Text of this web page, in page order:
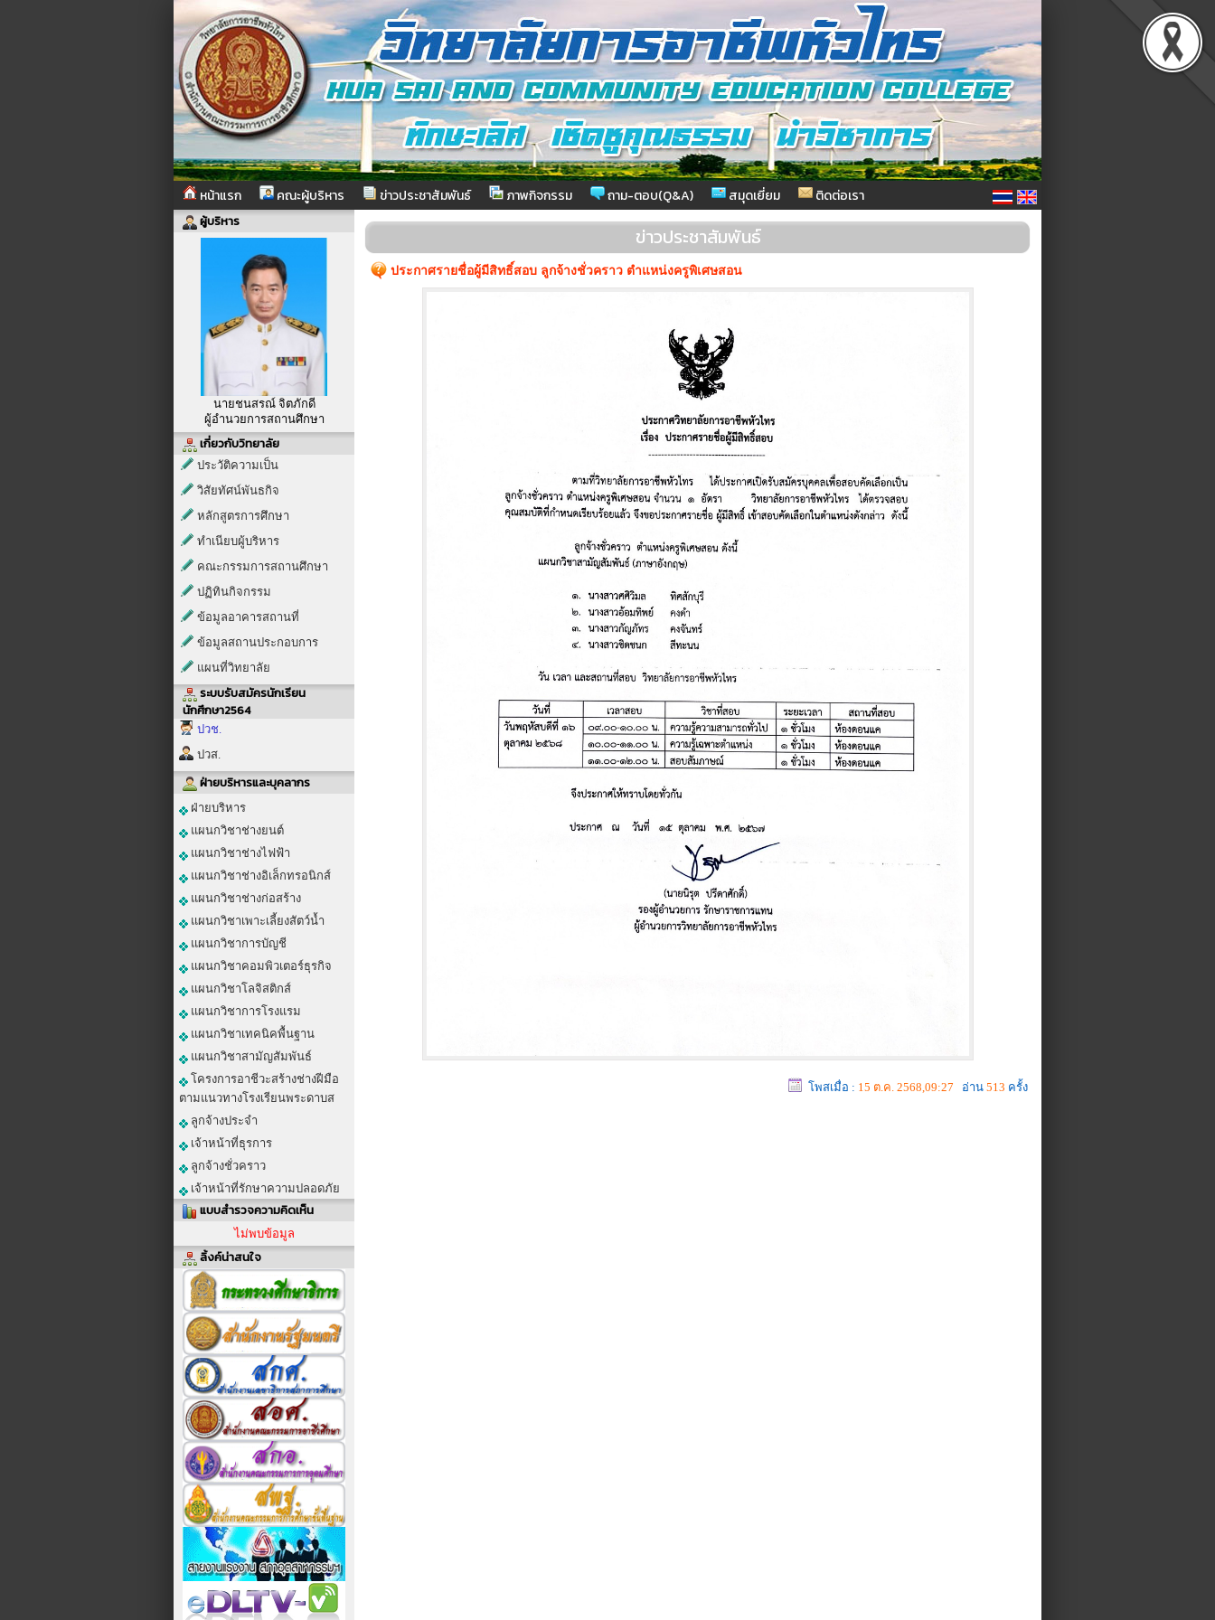
หน้าแรก คณะผู้บริหาร ข่าวประชาสัมพันธ์ ภาพกิจกรรม ถาม-ตอบ(Q&A) สมุดเยี่ยม ติดต่อเรา
ผู้บริหาร
นายชนสรณ์ จิตภักดี
ผู้อำนวยการสถานศึกษา
เกี่ยวกับวิทยาลัย
ประวัติความเป็น
วิสัยทัศน์พันธกิจ
หลักสูตรการศึกษา
ทำเนียบผู้บริหาร
คณะกรรมการสถานศึกษา
ปฏิทินกิจกรรม
ข้อมูลอาคารสถานที่
ข้อมูลสถานประกอบการ
แผนที่วิทยาลัย
ระบบรับสมัครนักเรียน
นักศึกษา2564
ปวช.
ปวส.
ฝ่ายบริหารและบุคลากร
ฝ่ายบริหาร
แผนกวิชาช่างยนต์
แผนกวิชาช่างไฟฟ้า
แผนกวิชาช่างอิเล็กทรอนิกส์
แผนกวิชาช่างก่อสร้าง
แผนกวิชาเพาะเลี้ยงสัตว์น้ำ
แผนกวิชาการบัญชี
แผนกวิชาคอมพิวเตอร์ธุรกิจ
แผนกวิชาโลจิสติกส์
แผนกวิชาการโรงแรม
แผนกวิชาเทคนิคพื้นฐาน
แผนกวิชาสามัญสัมพันธ์
โครงการอาชีวะสร้างช่างฝีมือ
ตามแนวทางโรงเรียนพระดาบส
ลูกจ้างประจำ
เจ้าหน้าที่ธุรการ
ลูกจ้างชั่วคราว
เจ้าหน้าที่รักษาความปลอดภัย
แบบสำรวจความคิดเห็น
ไม่พบข้อมูล
ลิ้งค์น่าสนใจ
ข่าวประชาสัมพันธ์
ประกาศรายชื่อผู้มีสิทธิ์สอบ ลูกจ้างชั่วคราว ตำแหน่งครูพิเศษสอน
โพสเมื่อ : 15 ต.ค. 2568,09:27 อ่าน 513 ครั้ง